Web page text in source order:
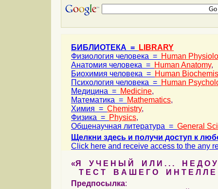
БИБЛИОТЕКА =
LIBRARY
Физиология человека = Human
Анатомия человека = Human Anatomy,
Биохимия человека = Human
Психология человека = Human
Медицина = Medicine,
Математика = Mathematics,
Химия = Chemistry,
Физика = Physics,
Общенаучная литература = General
Щелкни здесь и получи доступ к
Click here and receive access to the any
«Я У Ч Е Н Ы Й И Л И . . . Н Е Д О У
Т Е С Т В А Ш Е Г О И Н Т Е Л Л Е
Предпосылка: